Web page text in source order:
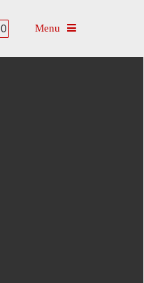
0 Toggle navigation